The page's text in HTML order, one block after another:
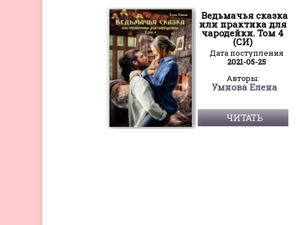
Ведьмачья сказка
или практика для
чародейки. Том 4
(СИ)
Дата поступления
2021-05-25
Авторы:
Умнова Елена
ЧИТАТЬ